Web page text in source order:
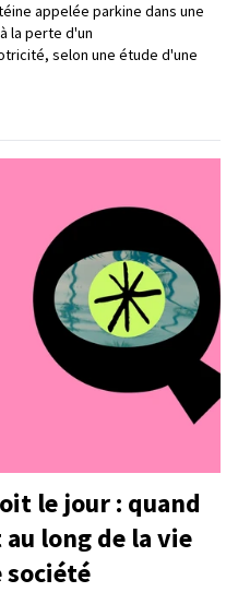
appelée parkine dans une
la perte d'un
selon une étude d'une
le jour : quand
long de la vie